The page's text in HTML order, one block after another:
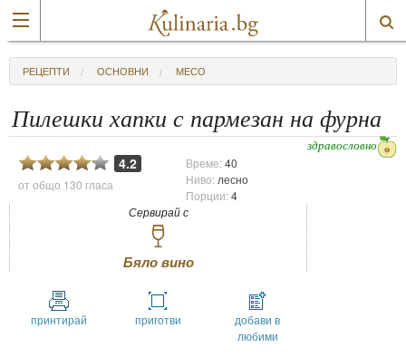
РЕЦЕПТИ ОСНОВНИ МЕСО
Пилешки хапки с пармезан на фурна
здравословно
4.2
от общо 130 гласа
Време:40
Ниво: лесно
Порции:4
Сервирай с
Бяло вино
принтирай приготви
добави в
любими